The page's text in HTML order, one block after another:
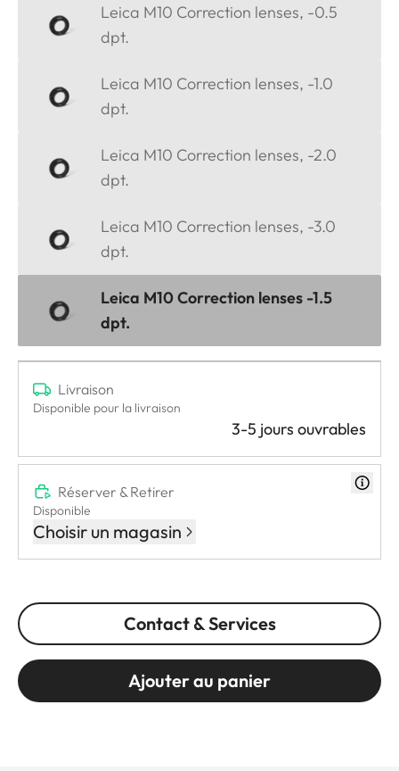
Leica M10 Correction lenses, -0.5
dpt.
Leica M10 Correction lenses, -1.0
dpt.
Leica M10 Correction lenses, -2.0
dpt.
Leica M10 Correction lenses, -3.0
dpt.
Leica M10 Correction lenses -1.5
dpt.
Livraison
Disponible pour la livraison
3-5 jours ouvrables
Réserver & Retirer
Disponible
Choisir un magasin
Contact & Services
Ajouter au panier